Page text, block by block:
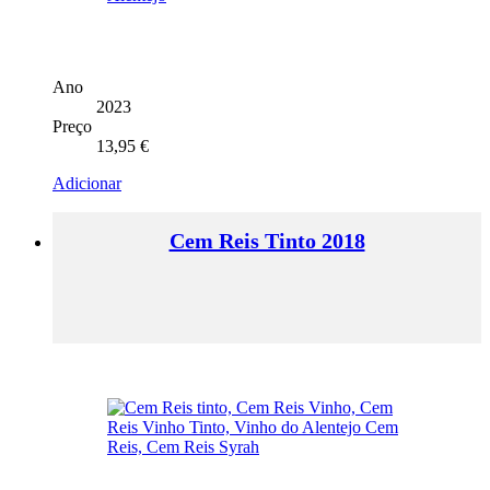
Ano
2023
Preço
13,95 €
Adicionar
Cem Reis Tinto 2018